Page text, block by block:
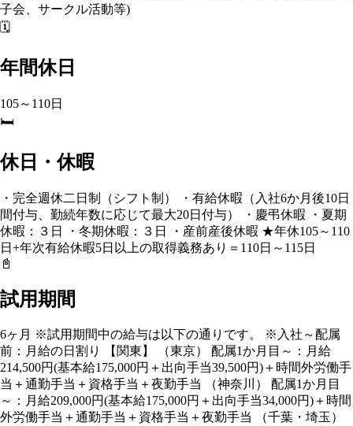
子会、サークル活動等)
🗓️
年間休日
105～110日
🛏️
休日・休暇
・完全週休二日制（シフト制） ・有給休暇（入社6か月後10日
間付与、勤続年数に応じて最大20日付与） ・慶弔休暇 ・夏期
休暇：３日 ・冬期休暇：３日 ・産前産後休暇 ★年休105～110
日+年次有給休暇5日以上の取得義務あり＝110日～115日
📓
試用期間
6ヶ月 ※試用期間中の給与は以下の通りです。 ※入社～配属
前：月給の日割り 【関東】 （東京） 配属1か月目～：月給
214,500円(基本給175,000円＋出向手当39,500円)＋時間外労働手
当＋通勤手当＋資格手当＋夜勤手当 （神奈川） 配属1か月目
～：月給209,000円(基本給175,000円＋出向手当34,000円)＋時間
外労働手当＋通勤手当＋資格手当＋夜勤手当 （千葉・埼玉）